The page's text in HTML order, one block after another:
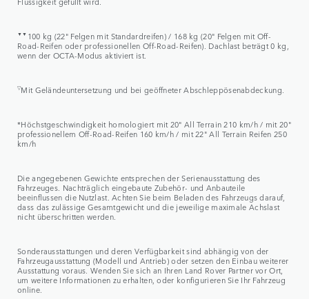
▼▼ 100 kg (22" Felgen mit Standardreifen) / 168 kg (20" Felgen mit Off-
Road-Reifen oder professionellen Off-Road-Reifen). Dachlast beträgt 0 kg,
wenn der OCTA-Modus aktiviert ist.
▽Mit Geländeuntersetzung und bei geöffneter Abschleppösenabdeckung.
*Höchstgeschwindigkeit homologiert mit 20" All Terrain 210 km/h / mit 20"
professionellem Off-Road-Reifen 160 km/h / mit 22" All Terrain Reifen 250
km/h
Die angegebenen Gewichte entsprechen der Serienausstattung des
Fahrzeuges. Nachträglich eingebaute Zubehör- und Anbauteile
beeinflussen die Nutzlast. Achten Sie beim Beladen des Fahrzeugs darauf,
dass das zulässige Gesamtgewicht und die jeweilige maximale Achslast
nicht überschritten werden.
Sonderausstattungen und deren Verfügbarkeit sind abhängig von der
Fahrzeugausstattung (Modell und Antrieb) oder setzen den Einbau weiterer
Ausstattung voraus. Wenden Sie sich an Ihren Land Rover Partner vor Ort,
um weitere Informationen zu erhalten, oder konfigurieren Sie Ihr Fahrzeug
online.